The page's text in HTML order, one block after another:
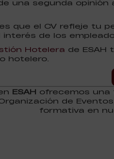
una segunda
que el CV refleje tu
de los
Hotelera de ESAH
hotelero.
ESAH ofrecemos una
de
formativa en